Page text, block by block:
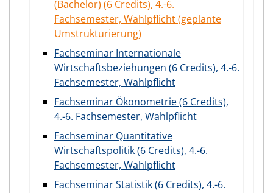
(Bachelor) (6 Credits), 4.-6.
Fachsemester, Wahlpflicht (geplante
Umstrukturierung)
Fachseminar Internationale
Wirtschaftsbeziehungen (6 Credits), 4.-6.
Fachsemester, Wahlpflicht
Fachseminar Ökonometrie (6 Credits),
4.-6. Fachsemester, Wahlpflicht
Fachseminar Quantitative
Wirtschaftspolitik (6 Credits), 4.-6.
Fachsemester, Wahlpflicht
Fachseminar Statistik (6 Credits), 4.-6.